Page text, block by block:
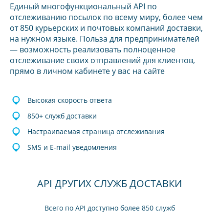
Единый многофункциональный API по
отслеживанию посылок по всему миру, более чем
от 850 курьерских и почтовых компаний доставки,
на нужном языке. Польза для предпринимателей
— возможность реализовать полноценное
отслеживание своих отправлений для клиентов,
прямо в личном кабинете у вас на сайте
Высокая скорость ответа
850+ служб доставки
Настраиваемая страница отслеживания
SMS и E-mail уведомления
API ДРУГИХ СЛУЖБ ДОСТАВКИ
Всего по API доступно более 850 служб